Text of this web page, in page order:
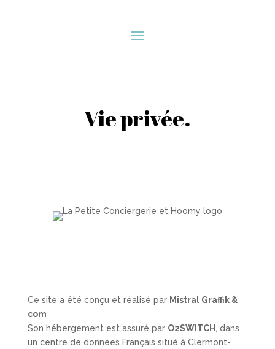
Vie privée.
Ce site a été conçu et réalisé par Mistral Graffik &
com
Son hébergement est assuré par O2SWITCH
, dans
un centre de données Français situé à Clermont-